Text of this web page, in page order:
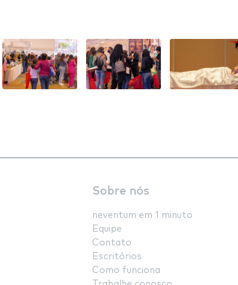
Sobre nós
neventum em 1 minuto
Equipe
Contato
Escritórios
Como funciona